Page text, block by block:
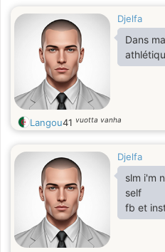
Djelfa
Dans
Langou41 vuotta vanha
Djelfa
slm i'm
self
fb et